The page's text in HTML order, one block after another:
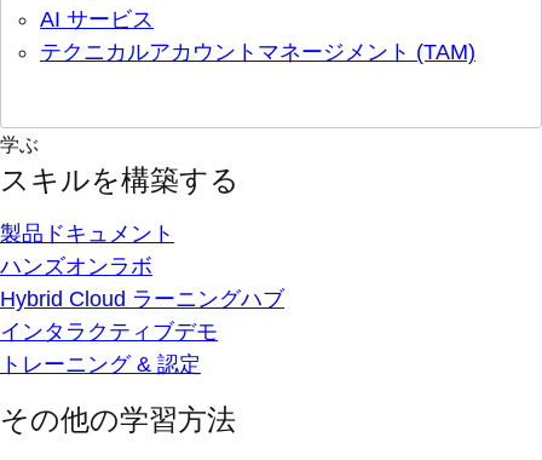
AI サービス
テクニカルアカウントマネージメント (TAM)
学ぶ
スキルを構築する
製品ドキュメント
ハンズオンラボ
Hybrid Cloud ラーニングハブ
インタラクティブデモ
トレーニング & 認定
その他の学習方法